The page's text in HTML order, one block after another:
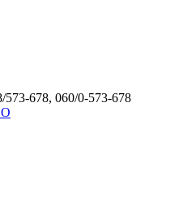
573-678, 060/0-573-678